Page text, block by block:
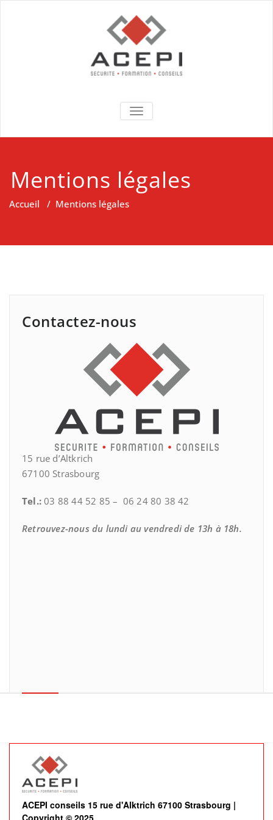
Acepi conseils
TOGGLE NAVIGATION
Mentions légales
Accueil / Mentions légales
Contactez-nous
15 rue d’Altkrich
67100 Strasbourg
Tel.:03 88 44 52 85 – 06 24 80 38 42
Retrouvez-nous du lundi au vendredi de 13h à 18h.
ACEPI conseils 15 rue d'Alktrich 67100 Strasbourg |
Copyright © 2025